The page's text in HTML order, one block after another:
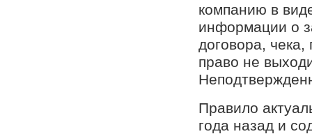
компанию в
информации о
договора,
право не
Правило
года назад и